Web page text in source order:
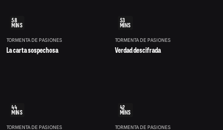
58
MINS
TORMENTA DE PASIONES
La carta sospechosa
53
MINS
TORMENTA DE PASIONES
Verdad descifrada
44
MINS
TORMENTA DE PASIONES
42
MINS
TORMENTA DE PASIONES